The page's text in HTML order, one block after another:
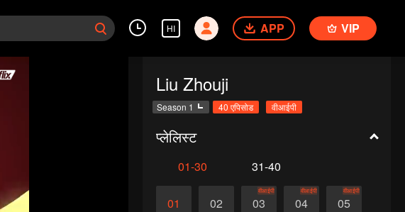
HI APP VIP
Liu Zhouji
Season 1 40 एपिसोड वीआईपी
प्लेलिस्ट
01-30 31-40
01 02 03
वीआईपी
04
वीआईपी
05
वीआईपी